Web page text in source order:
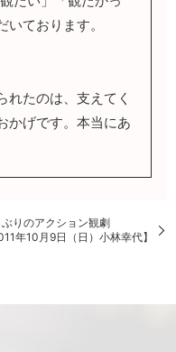
ております。
れたのは、支えてく
かげです。本当にあ
ぶりのアクション観劇
年10月9日（日）小林幸代】